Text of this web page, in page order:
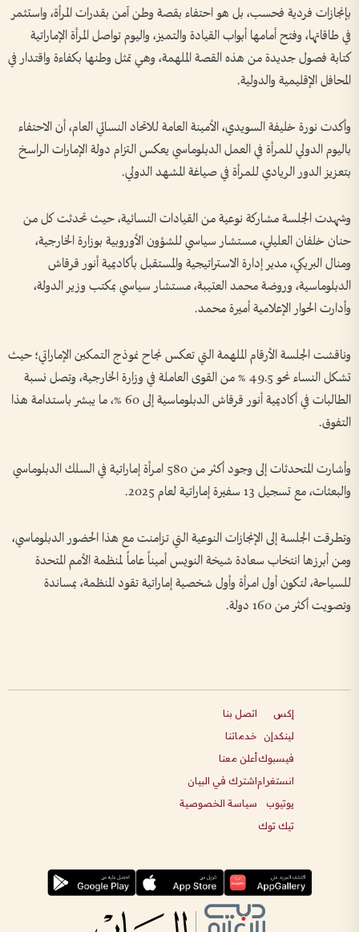
بإنجازات فردية فحسب، بل هو احتفاء بقصة وطن آمن بقدرات المرأة، واستثمر
في طاقاتها، وفتح أمامها أبواب القيادة والتميز، واليوم تواصل المرأة الإماراتية
كتابة فصول جديدة من هذه القصة الملهمة، وهي تمثل وطنها بكفاءة واقتدار في
المحافل الإقليمية والدولية.
وأكدت نورة خليفة السويدي، الأمينة العامة للاتحاد النسائي العام، أن الاحتفاء
باليوم الدولي للمرأة في العمل الدبلوماسي يعكس التزام دولة الإمارات الراسخ
بتعزيز الدور الريادي للمرأة في صياغة المشهد الدولي.
وشهدت الجلسة مشاركة نوعية من القيادات النسائية، حيث تحدثت كل من
حنان خلفان العليلي، مستشار سياسي للشؤون الأوروبية بوزارة الخارجية،
ومنال البريكي، مدير إدارة الاستراتيجية والمستقبل بأكاديمية أنور قرقاش
الدبلوماسية، وروضة محمد العتيبة، مستشار سياسي بمكتب وزير الدولة،
وأدارت الحوار الإعلامية أميرة محمد.
وناقشت الجلسة الأرقام الملهمة التي تعكس نجاح نموذج التمكين الإماراتي؛ حيث
تشكل النساء نحو 49.5 % من القوى العاملة في وزارة الخارجية، وتصل نسبة
الطالبات في أكاديمية أنور قرقاش الدبلوماسية إلى 60 %، ما يبشر باستدامة هذا
التفوق.
وأشارت المتحدثات إلى وجود أكثر من 580 امرأة إماراتية في السلك الدبلوماسي
والبعثات، مع تسجيل 13 سفيرة إماراتية لعام 2025.
وتطرقت الجلسة إلى الإنجازات النوعية التي تزامنت مع هذا الحضور الدبلوماسي،
ومن أبرزها انتخاب سعادة شيخة النويس أميناً عاماً لمنظمة الأمم المتحدة
للسياحة، لتكون أول امرأة وأول شخصية إماراتية تقود المنظمة، بمساندة
وتصويت أكثر من 160 دولة.
إكس
لينكدإن
فيسبوك
انستغرام
يوتيوب
تيك توك
اتصل بنا
خدماتنا
أعلن معنا
اشترك في البيان
سياسة الخصوصية